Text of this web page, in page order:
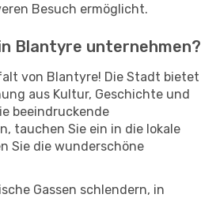
Besuch ermöglicht.
Blantyre unternehmen?
von Blantyre! Die Stadt bietet
aus Kultur, Geschichte und
beeindruckende
tauchen Sie ein in die lokale
Sie die wunderschöne
Gassen schlendern, in